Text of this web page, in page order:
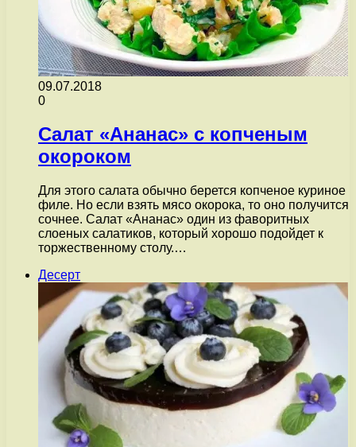
09.07.2018
0
Салат «Ананас» с копченым
окороком
Для этого салата обычно берется копченое куриное
филе. Но если взять мясо окорока, то оно получится
сочнее. Салат «Ананас» один из фаворитных
слоеных салатиков, который хорошо подойдет к
торжественному столу.…
Десерт